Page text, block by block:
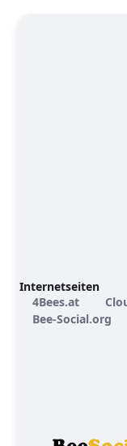
Internetseiten
4Bees.at
Bee-Social.org